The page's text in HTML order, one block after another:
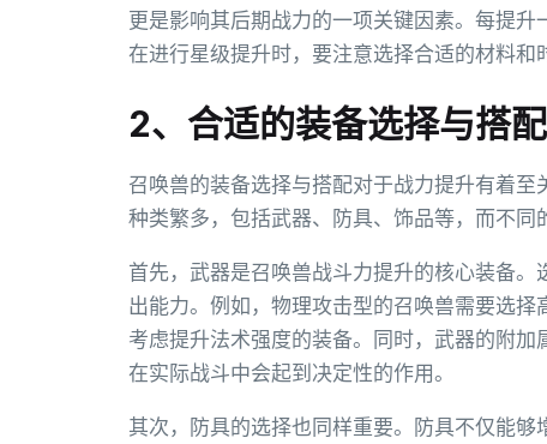
更是影响其后期战力的一项关键因素。每提
在进行星级提升时，要注意选择合适的材料和
2、合适的装备选择与搭配
召唤兽的装备选择与搭配对于战力提升有着
种类繁多，包括武器、防具、饰品等，而不同
首先，武器是召唤兽战斗力提升的核心装备
出能力。例如，物理攻击型的召唤兽需要选
考虑提升法术强度的装备。同时，武器的附
在实际战斗中会起到决定性的作用。
其次，防具的选择也同样重要。防具不仅能